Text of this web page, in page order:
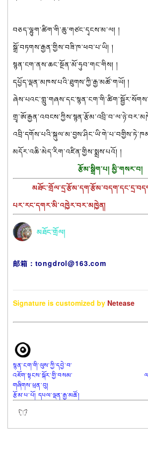
བཅད་ལྷུག་ཚིག་གི་ཆུ་གཙང་དྭངས་མ་ལ། །
སྒྲོ་བཏགས་རྒྱན་གྱིས་བཟི་ཁ་ཕབ་པ་ཡི། །
སྙན་ངག་ནས་ཆང་སྔོན་མོ་ཧུབ་གང་གིས། །
དཔྱོད་ལྡན་མཁས་པའི་ཐུགས་ཀྱི་རྒྱ་མཚོ་གཡོ། །
མདོར་འཆི་མེད་རིག་འཛིན་གྱིས་སྨྲས་པའོ། །
རྩོམ་སྒྲིག་པ། མྱི་གསར་བ།
པར་རང་དགར་མི་འཁྱེར་བར་མཁྱེན།
མཐོང་གྲོལ།
邮箱：tongdrol@163.com
Signature is customized by Netease
སྙན་ངག་གི་ལུས་ཀྱི་དབྱེ་བ་
འཇོག་སྟངས་སྐོར་གྱི་བསམ་
གཞིགས་ཕྲན་བུ།
རྩོམ་པ་པོ། དཔལ་ལྡན་རྒྱ་མཚོ།